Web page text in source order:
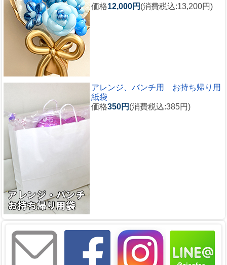
価格12,000円 (消費税込:13,200円)
アレンジ、バンチ用 お持ち帰り用
紙袋
価格350円 (消費税込:385円)